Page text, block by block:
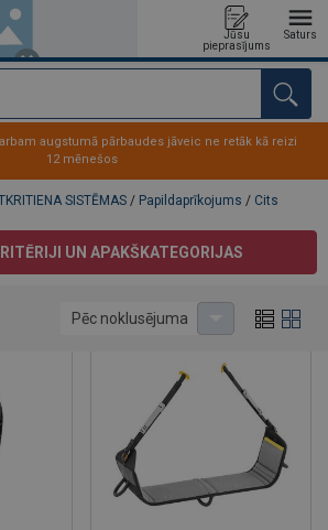
Jūsu
pieprasījums
Saturs
augstumā pārbaudes jāveic ne retāk kā reizi
12 mēnešos
SISTĒMAS / Papildaprīkojums / Cits
UN APAKŠKATEGORIJAS
Pēc noklusējuma